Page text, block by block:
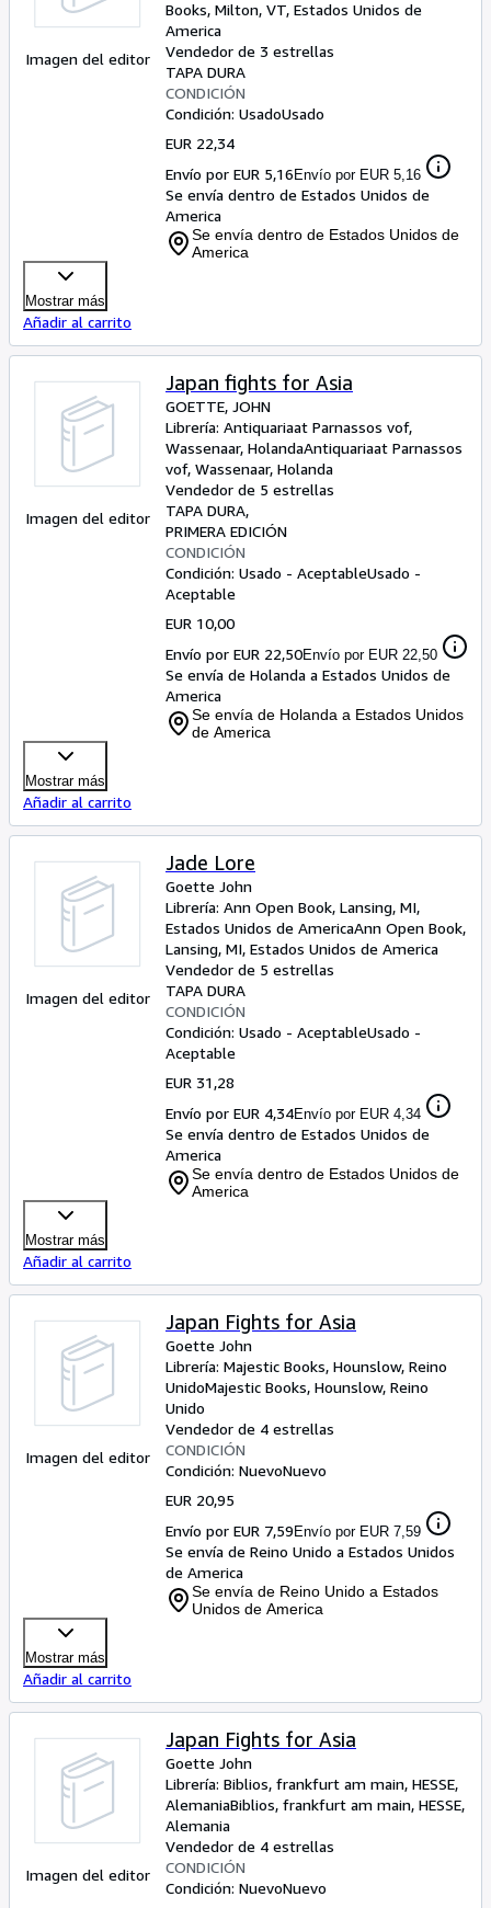
Imagen del editor
Books, Milton, VT, Estados Unidos de
America
Vendedor de 3 estrellas
TAPA DURA
CONDICIÓN
Condición: UsadoUsado
EUR 22,34
Envío por EUR 5,16Envío por EUR 5,16
Se envía dentro de Estados Unidos de
America
Se envía dentro de Estados Unidos de
America
Mostrar más
Añadir al carrito
Imagen del editor
Japan fights for Asia
GOETTE, JOHN
Librería: Antiquariaat Parnassos vof,
Wassenaar, HolandaAntiquariaat Parnassos
vof, Wassenaar, Holanda
Vendedor de 5 estrellas
TAPA DURA
PRIMERA EDICIÓN
CONDICIÓN
Condición: Usado - AceptableUsado -
Aceptable
EUR 10,00
Envío por EUR 22,50Envío por EUR 22,50
Se envía de Holanda a Estados Unidos de
America
Se envía de Holanda a Estados Unidos
de America
Mostrar más
Añadir al carrito
Imagen del editor
Jade Lore
Goette John
Librería: Ann Open Book, Lansing, MI,
Estados Unidos de AmericaAnn Open Book,
Lansing, MI, Estados Unidos de America
Vendedor de 5 estrellas
TAPA DURA
CONDICIÓN
Condición: Usado - AceptableUsado -
Aceptable
EUR 31,28
Envío por EUR 4,34Envío por EUR 4,34
Se envía dentro de Estados Unidos de
America
Se envía dentro de Estados Unidos de
America
Mostrar más
Añadir al carrito
Imagen del editor
Japan Fights for Asia
Goette John
Librería: Majestic Books, Hounslow, Reino
UnidoMajestic Books, Hounslow, Reino
Unido
Vendedor de 4 estrellas
CONDICIÓN
Condición: NuevoNuevo
EUR 20,95
Envío por EUR 7,59Envío por EUR 7,59
Se envía de Reino Unido a Estados Unidos
de America
Se envía de Reino Unido a Estados
Unidos de America
Mostrar más
Añadir al carrito
Imagen del editor
Japan Fights for Asia
Goette John
Librería: Biblios, frankfurt am main, HESSE,
AlemaniaBiblios, frankfurt am main, HESSE,
Alemania
Vendedor de 4 estrellas
CONDICIÓN
Condición: NuevoNuevo